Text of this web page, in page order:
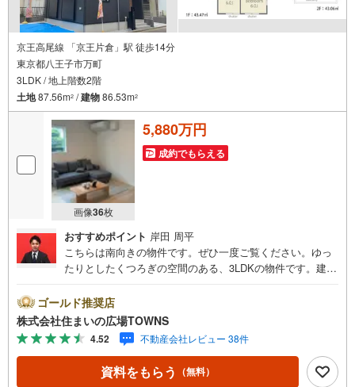
京王高尾線 「京王片倉」駅 徒歩14分
東京都八王子市万町
3LDK / 地上階数2階
土地87.56m2 /建物86.53m2
画像36枚
5,880万円
成約でもらえる
おすすめポイント 岸田 周平
こちらは南向きの物件です。ぜひ一度ご覧ください。ゆっ
たりとしたくつろぎの空間のある、3LDKの物件です。建物
付きの物件です。シューズボックス付きの、収納の多い玄
関となっています。駅まで徒歩12分と少し離れている物件
です。浴室乾燥機のあるお風呂場は洗濯物を干すときにも
便利です。【年中無休/9:00～21:00】人気物件は特にお問
い合わせが集中するため、お早めにお電話下さい。「室
内・現地を見学する」ボタンよりご予約頂くとご見学がス
ゴールド推奨店
株式会社住まいの広場TOWNS
4.52 不動産会社レビュー 38件
資料をもらう （無料）